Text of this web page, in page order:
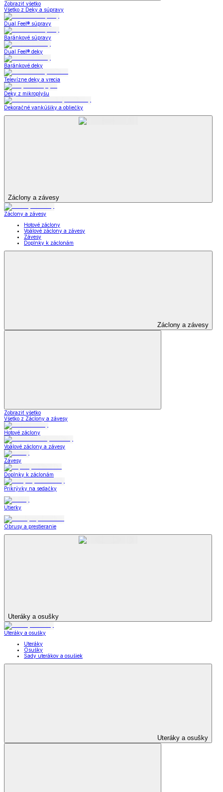
Zobraziť všetko
Všetko z Deky a súpravy
Dual Feel® súpravy
Baránkové súpravy
Dual Feel® deky
Baránkové deky
Televízne deky a vrecia
Deky z mikroplyšu
Dekoračné vankúšiky a obliečky
Záclony a závesy
Záclony a závesy
Hotové záclony
Voálové záclony a závesy
Závesy
Doplnky k záclonám
Záclony a závesy
Zobraziť všetko
Všetko z Záclony a závesy
Hotové záclony
Voálové záclony a závesy
Závesy
Doplnky k záclonám
Prikrývky na sedačky
Utierky
Obrusy a prestieranie
Uteráky a osušky
Uteráky a osušky
Uteráky
Osušky
Sady uterákov a osušiek
Uteráky a osušky